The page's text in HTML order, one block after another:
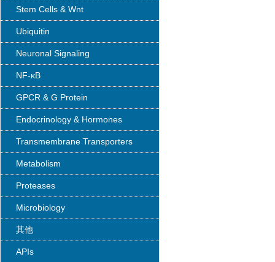
Stem Cells & Wnt
Ubiquitin
Neuronal Signaling
NF-κB
GPCR & G Protein
Endocrinology & Hormones
Transmembrane Transporters
Metabolism
Proteases
Microbiology
其他
APIs